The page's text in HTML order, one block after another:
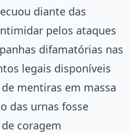
diante das
pelos ataques
difamatórias nas
legais disponíveis
mentiras em massa
das urnas fosse
coragem